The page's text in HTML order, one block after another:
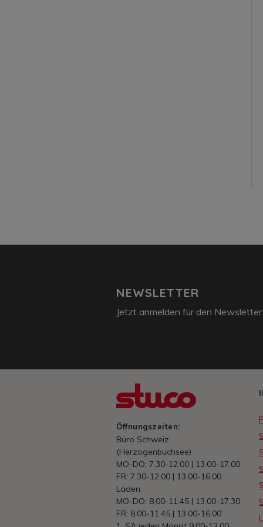
NEWSLETTER
Jetzt anmelden für den Newsletter:
Öffnungszeiten:
Büro Schweiz
(Herzogenbuchsee)
MO-DO: 7.30-12.00 | 13.00-17.00
FR: 7.30-12.00 | 13.00-16.00
Laden:
MO-DO: 8.00-11.45 | 13.00-17.30
FR: 8.00-11.45 | 13.00-16.00